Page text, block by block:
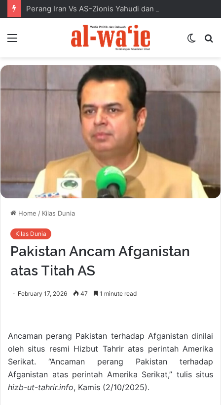
Switch
Home / Kilas Dunia
Kilas Dunia
Pakistan Ancam Afganistan
atas Titah AS
February 17, 2026 47 1 minute read
Ancaman perang Pakistan terhadap Afganistan dinilai
oleh situs resmi Hizbut Tahrir atas perintah Amerika
Serikat. “Ancaman perang Pakistan terhadap
Afganistan atas perintah Amerika Serikat,” tulis situs
hizb-ut-tahrir.info, Kamis (2/10/2025).